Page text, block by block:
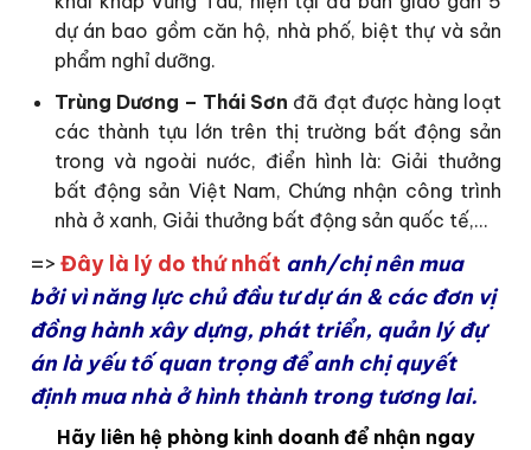
dự án bao gồm căn hộ, nhà phố, biệt thự và sản
phẩm nghỉ dưỡng.
Trùng Dương – Thái Sơn đã đạt được hàng loạt
các thành tựu lớn trên thị trường bất động sản
trong và ngoài nước, điển hình là: Giải thưởng
bất động sản Việt Nam, Chứng nhận công trình
nhà ở xanh, Giải thưởng bất động sản quốc tế,…
=> Đây là lý do thứ nhất anh/chị nên mua
bởi vì năng lực chủ đầu tư dự án & các đơn vị
đồng hành xây dựng, phát triển, quản lý đự
án là yếu tố quan trọng để anh chị quyết
định mua nhà ở hình thành trong tương lai.
Hãy liên hệ phòng kinh doanh để nhận ngay